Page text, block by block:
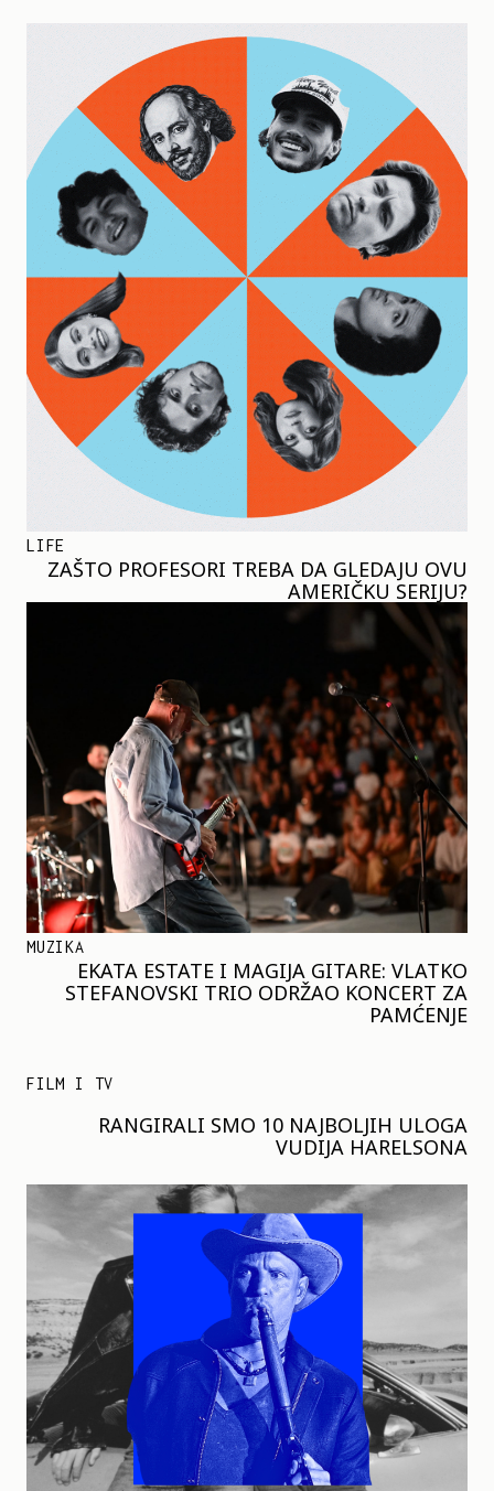
LIFE
ZAŠTO PROFESORI TREBA DA GLEDAJU OVU
AMERIČKU SERIJU?
MUZIKA
EKATA ESTATE I MAGIJA GITARE: VLATKO
STEFANOVSKI TRIO ODRŽAO KONCERT ZA
PAMĆENJE
FILM I TV
RANGIRALI SMO 10 NAJBOLJIH ULOGA
VUDIJA HARELSONA